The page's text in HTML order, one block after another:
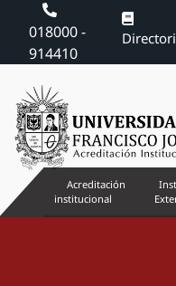
018000 -
914410
Acreditación
institucional